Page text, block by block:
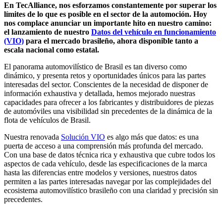
En TecAlliance, nos esforzamos constantemente por superar los
límites de lo que es posible en el sector de la automoción. Hoy
nos complace anunciar un importante hito en nuestro camino:
el lanzamiento de nuestro Datos del vehículo en funcionamiento
(VIO) para el mercado brasileño, ahora disponible tanto a
escala nacional como estatal.
El panorama automovilístico de Brasil es tan diverso como
dinámico, y presenta retos y oportunidades únicos para las partes
interesadas del sector. Conscientes de la necesidad de disponer de
información exhaustiva y detallada, hemos mejorado nuestras
capacidades para ofrecer a los fabricantes y distribuidores de piezas
de automóviles una visibilidad sin precedentes de la dinámica de la
flota de vehículos de Brasil.
Nuestra renovada Solución VIO es algo más que datos: es una
puerta de acceso a una comprensión más profunda del mercado.
Con una base de datos técnica rica y exhaustiva que cubre todos los
aspectos de cada vehículo, desde las especificaciones de la marca
hasta las diferencias entre modelos y versiones, nuestros datos
permiten a las partes interesadas navegar por las complejidades del
ecosistema automovilístico brasileño con una claridad y precisión sin
precedentes.